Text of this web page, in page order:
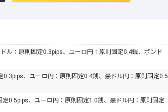
ル：原則固定0.3pips、ユーロ円：原則固定0.4銭、ポンド
、ユーロ円：原則固定0.4銭、豪ドル円：原則固定0.5
0.5pips、ユーロ円：原則固定1.0銭、豪ドル円：原則固定